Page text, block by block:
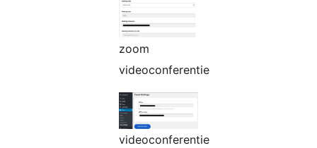
zoom
videoconferentie
videoconferentie